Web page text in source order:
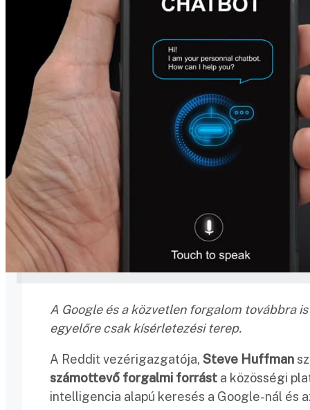
A Google és a közvetlen forgalom továbbra
egyelőre csak kísérletezési terep.
A Reddit vezérigazgatója, Steve Huffman
számottevő forgalmi forrást a közösségi
intelligencia alapú keresés a Google-nál és